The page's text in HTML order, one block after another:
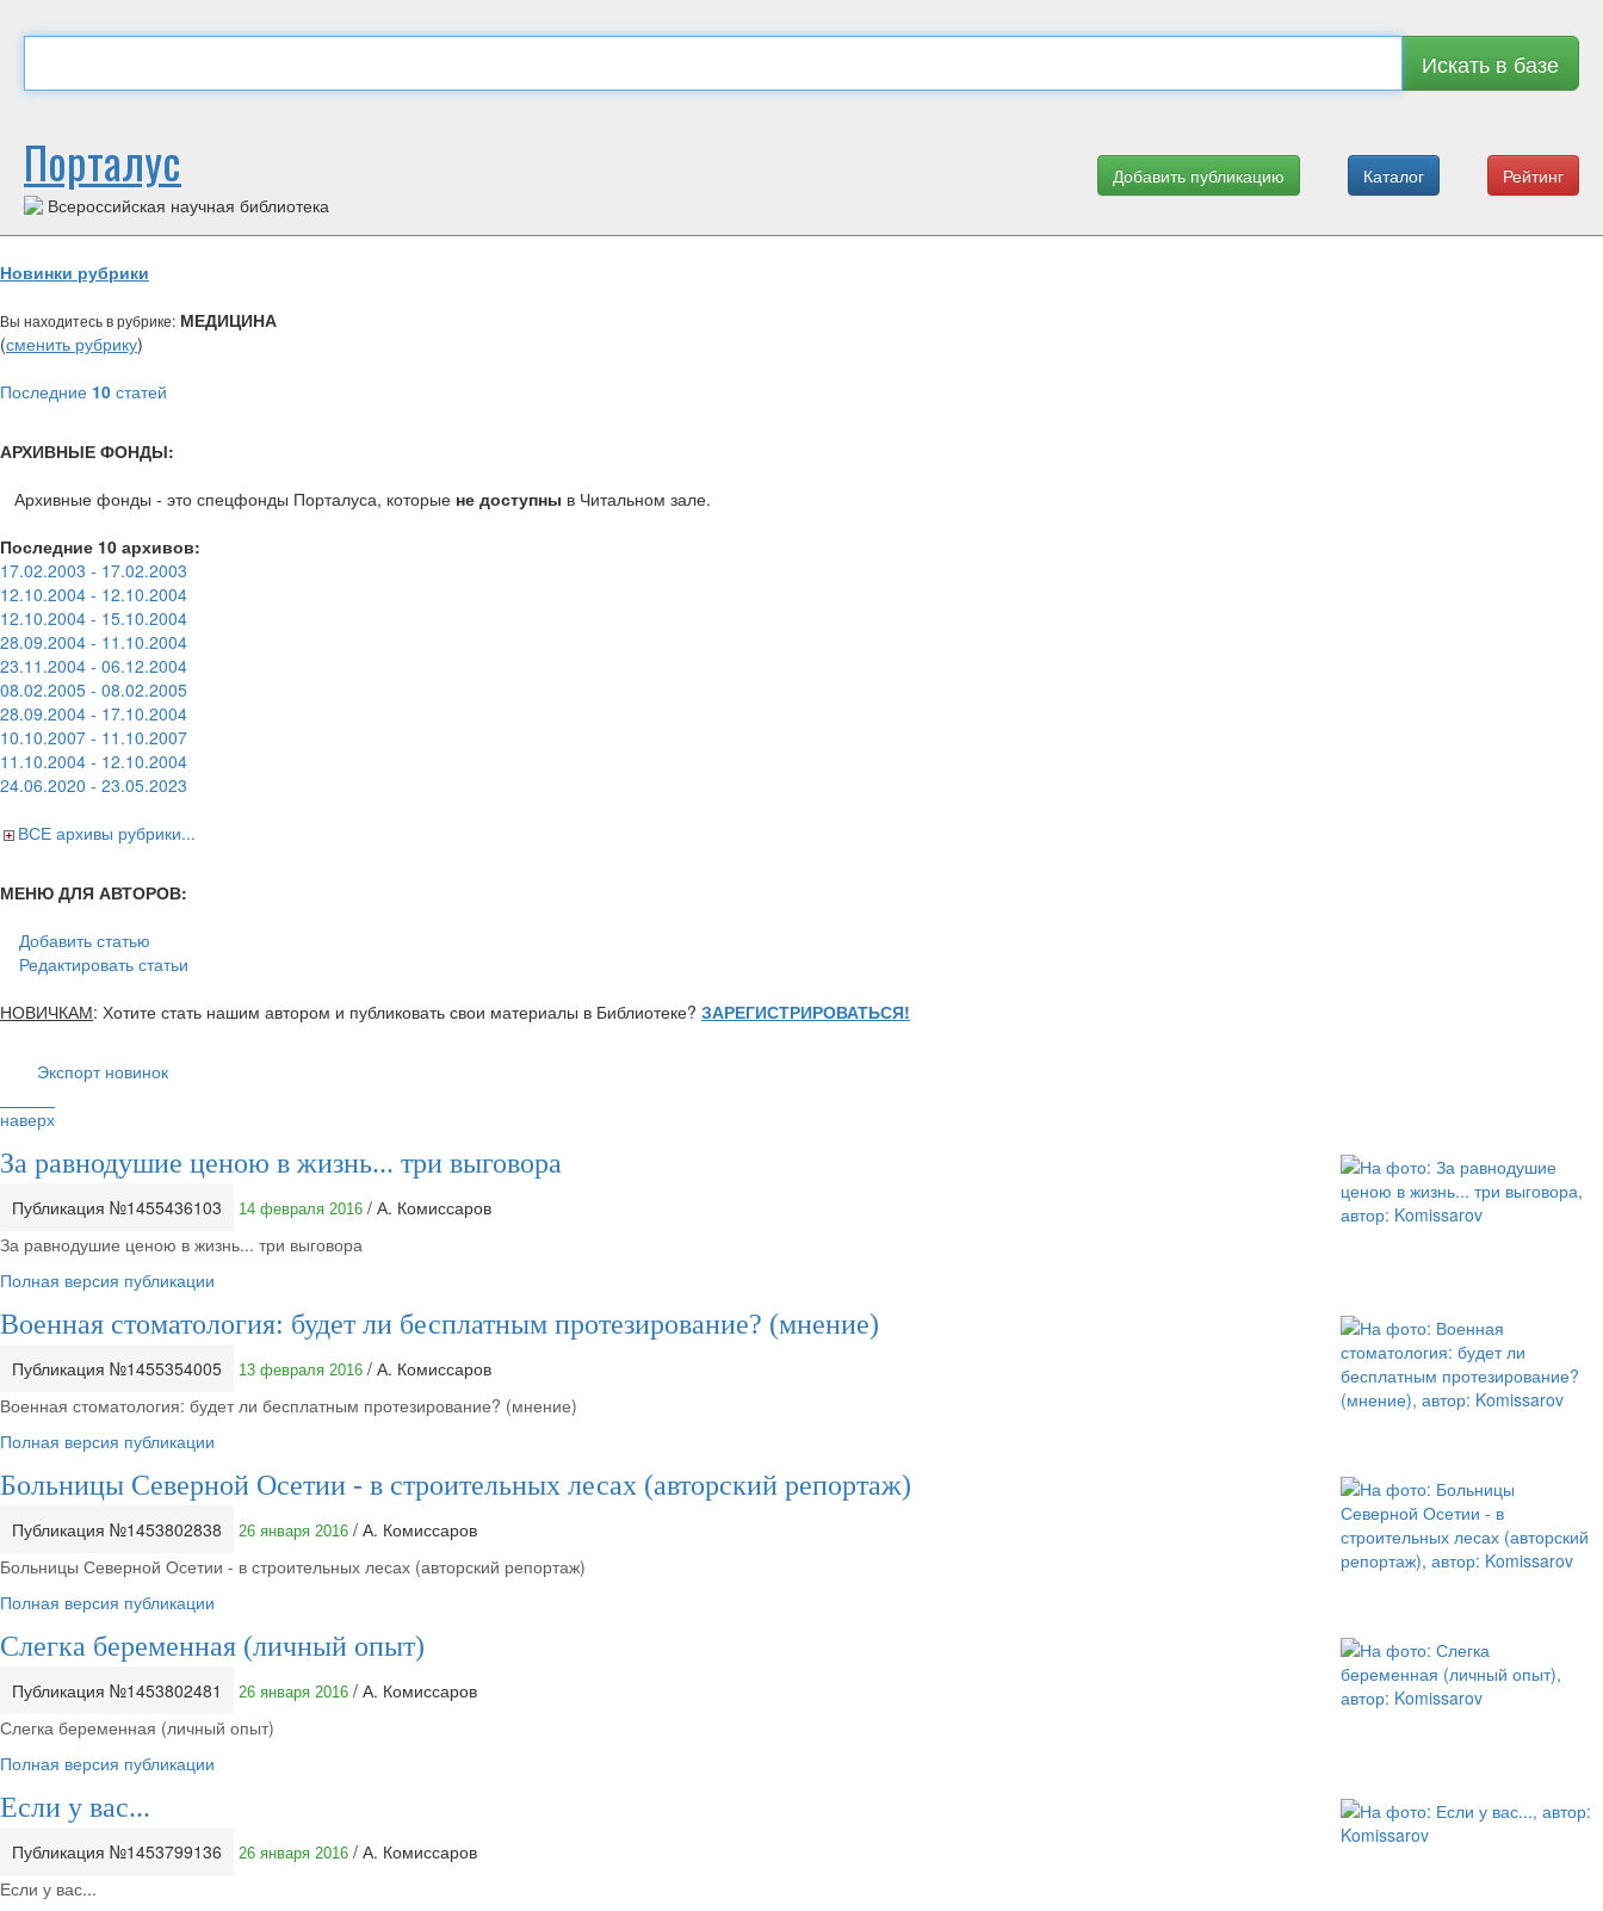
Искать в базе
Рейтинг
Каталог
Добавить публикацию
Порталус
Всероссийская научная библиотека
Новинки рубрики
Вы находитесь в рубрике: МЕДИЦИНА
(сменить рубрику)
Последние 10 статей
АРХИВНЫЕ ФОНДЫ:
Архивные фонды - это спецфонды Порталуса, которые не доступны в Читальном зале.
Последние 10 архивов:
17.02.2003 - 17.02.2003
12.10.2004 - 12.10.2004
12.10.2004 - 15.10.2004
28.09.2004 - 11.10.2004
23.11.2004 - 06.12.2004
08.02.2005 - 08.02.2005
28.09.2004 - 17.10.2004
10.10.2007 - 11.10.2007
11.10.2004 - 12.10.2004
24.06.2020 - 23.05.2023
ВСЕ архивы рубрики...
МЕНЮ ДЛЯ АВТОРОВ:
Добавить статью
Редактировать статьи
НОВИЧКАМ: Хотите стать нашим автором и публиковать свои материалы в Библиотеке? ЗАРЕГИСТРИРОВАТЬСЯ!
Экспорт новинок
наверх
За равнодушие ценою в жизнь... три выговора
Публикация №1455436103 14 февраля 2016 / А. Комиссаров
За равнодушие ценою в жизнь... три выговора
Полная версия публикации
Военная стоматология: будет ли бесплатным протезирование? (мнение)
Публикация №1455354005 13 февраля 2016 / А. Комиссаров
Военная стоматология: будет ли бесплатным протезирование? (мнение)
Полная версия публикации
Больницы Северной Осетии - в строительных лесах (авторский репортаж)
Публикация №1453802838 26 января 2016 / А. Комиссаров
Больницы Северной Осетии - в строительных лесах (авторский репортаж)
Полная версия публикации
Слегка беременная (личный опыт)
Публикация №1453802481 26 января 2016 / А. Комиссаров
Слегка беременная (личный опыт)
Полная версия публикации
Если у вас...
Публикация №1453799136 26 января 2016 / А. Комиссаров
Если у вас...